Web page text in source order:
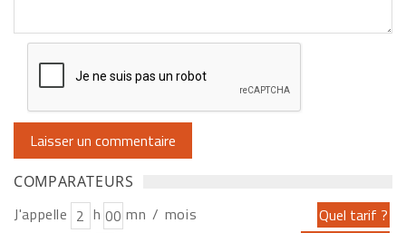
COMPARATEURS
J'appelle h
mn / mois